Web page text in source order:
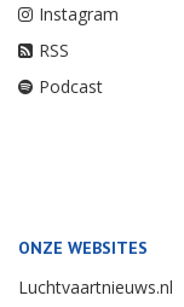
Instagram
RSS
Podcast
ONZE WEBSITES
Luchtvaartnieuws.nl